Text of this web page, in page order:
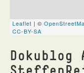
Dokublog